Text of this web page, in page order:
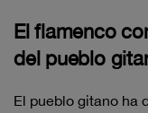
El flamenco
del pueblo
El pueblo gitano ha